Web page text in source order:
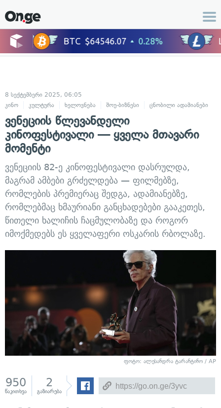
8 სექტემბერი 2025, 06:05
კინო
კულტურა ხელოვნება შოუ-ბიზნესი ცნობილი ადამიანები
ვენეციის წლევანდელი
კინოფესტივალი — ყველა მთავარი
მომენტი
ვენეციის 82-ე კინოფესტივალი დასრულდა,
მაგრამ ამბები გრძელდება — ფილმებზე,
რომლების პრემიერაც შედგა, ადამიანებზე,
რომლებმაც ხმაურიანი განცხადებები გააკეთეს,
წითელი ხალიჩის ჩაცმულობაზე და როგორ
იმოქმედებს ეს ყველაფერი ოსკარის რბოლაზე.
ფოტო: ალესანდრა ტარანტინო / AP
950
წაკითხვა
2
გაზიარება